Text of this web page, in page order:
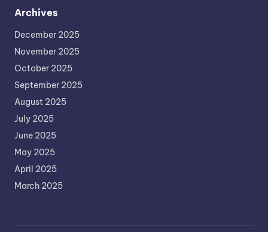
Archives
December 2025
November 2025
October 2025
September 2025
August 2025
July 2025
June 2025
May 2025
April 2025
March 2025